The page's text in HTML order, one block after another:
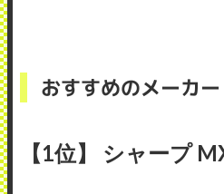
おすすめのメーカ
【1位】 シャープ